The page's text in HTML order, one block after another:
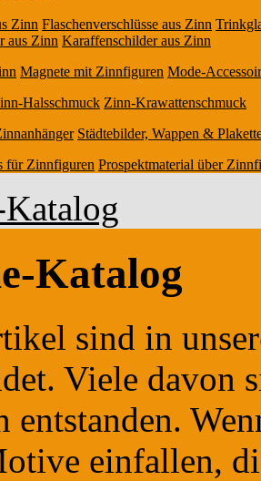
Zinn Flaschenverschlüsse aus Zinn
aus Zinn Karaffenschilder aus Zinn
Magnete mit Zinnfiguren Mode-
Halsschmuck Zinn-Krawattenschmuck
Städtebilder, Wappen &
für Zinnfiguren Prospektmaterial über
Katalog
sind in
Viele davon
entstanden.
einfallen,